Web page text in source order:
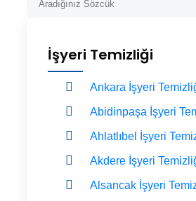
İşyeri Temizliği
Ankara İşyeri
Abidinpaşa İşyeri
Ahlatlıbel İşyeri
Akdere İşyeri
Alsancak İşyeri